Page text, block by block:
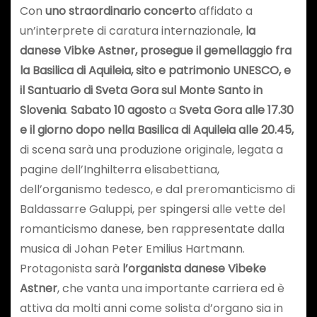
Con uno straordinario concertoaffidato a
un’interprete di caratura internazionale, la
danese Vibke Astner, prosegue il gemellaggio fra
la Basilica di Aquileia, sito e patrimonio UNESCO, e
il Santuario di Sveta Gora sul Monte Santo in
Slovenia. Sabato 10 agostoa Sveta Gora alle 17.30
e il giorno dopo nella Basilica di Aquileia alle 20.45,
di scena sarà una produzione originale, legata a
pagine dell’Inghilterra elisabettiana,
dell’organismo tedesco, e dal preromanticismo di
Baldassarre Galuppi, per spingersi alle vette del
romanticismo danese, ben rappresentate dalla
musica di Johan Peter Emilius Hartmann.
Protagonista sarà l’organista danese Vibeke
Astner, che vanta una importante carriera ed è
attiva da molti anni come solista d’organo sia in